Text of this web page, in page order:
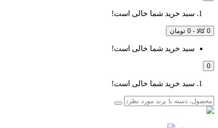
سبد خرید شما خالی است!
0 کالا - 0 تومان
سبد خرید شما خالی است!
0
سبد خرید شما خالی است!